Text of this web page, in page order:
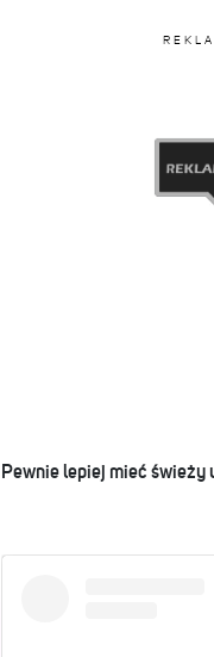
Pewnie lepiej mieć świeży